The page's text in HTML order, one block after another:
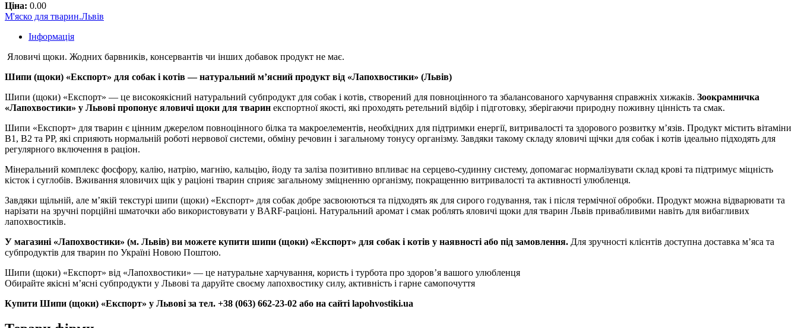
Ціна: 0.00
М'яско для тварин.Львів
Інформація
Яловичі щоки. Жодних барвників, консервантів чи інших добавок продукт не має.
Шипи (щоки) «Експорт» для собак і котів — натуральний м’ясний продукт від «Лапохвостики» (Львів)
Шипи (щоки) «Експорт» — це високоякісний натуральний субпродукт для собак і котів, створений для повноцінного та збалансованого харчування справжніх хижаків. Зоокрамничка
«Лапохвостики» у Львові пропонує яловичі щоки для тварин експортної якості, які проходять ретельний відбір і підготовку, зберігаючи природну поживну цінність та смак.
Шипи «Експорт» для тварин є цінним джерелом повноцінного білка та макроелементів, необхідних для підтримки енергії, витривалості та здорового розвитку м’язів. Продукт містить вітаміни
B1, B2 та PP, які сприяють нормальній роботі нервової системи, обміну речовин і загальному тонусу організму. Завдяки такому складу яловичі щічки для собак і котів ідеально підходять для
регулярного включення в раціон.
Мінеральний комплекс фосфору, калію, натрію, магнію, кальцію, йоду та заліза позитивно впливає на серцево-судинну систему, допомагає нормалізувати склад крові та підтримує міцність
кісток і суглобів. Вживання яловичих щік у раціоні тварин сприяє загальному зміцненню організму, покращенню витривалості та активності улюбленця.
Завдяки щільній, але м’якій текстурі шипи (щоки) «Експорт» для собак добре засвоюються та підходять як для сирого годування, так і після термічної обробки. Продукт можна відварювати та
нарізати на зручні порційні шматочки або використовувати у BARF-раціоні. Натуральний аромат і смак роблять яловичі щоки для тварин Львів привабливими навіть для вибагливих
лапохвостиків.
У магазині «Лапохвостики» (м. Львів) ви можете купити шипи (щоки) «Експорт» для собак і котів у наявності або під замовлення. Для зручності клієнтів доступна доставка м’яса та
субпродуктів для тварин по Україні Новою Поштою.
Шипи (щоки) «Експорт» від «Лапохвостики» — це натуральне харчування, користь і турбота про здоров’я вашого улюбленця
Обирайте якісні м’ясні субпродукти у Львові та даруйте своєму лапохвостику силу, активність і гарне самопочуття
Купити Шипи (щоки) «Експорт» у Львові за тел. +38 (063) 662-23-02 або на сайті lapohvostiki.ua